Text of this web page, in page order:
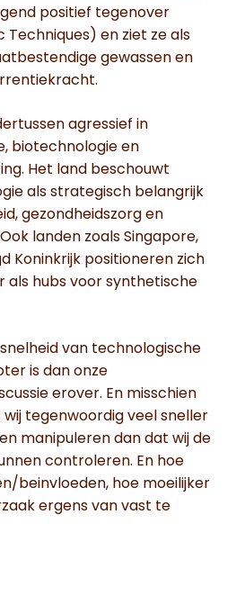
positief tegenover
Techniques) en ziet ze als
gewassen en
agressief in
biotechnologie en
Het land beschouwt
als strategisch belangrijk
gezondheidszorg en
landen zoals Singapore,
Koninkrijk positioneren zich
als hubs voor synthetische
van technologische
is dan onze
erover. En misschien
tegenwoordig veel sneller
manipuleren dan dat wij de
controleren. En hoe
beinvloeden, hoe moeilijker
ergens van vast te